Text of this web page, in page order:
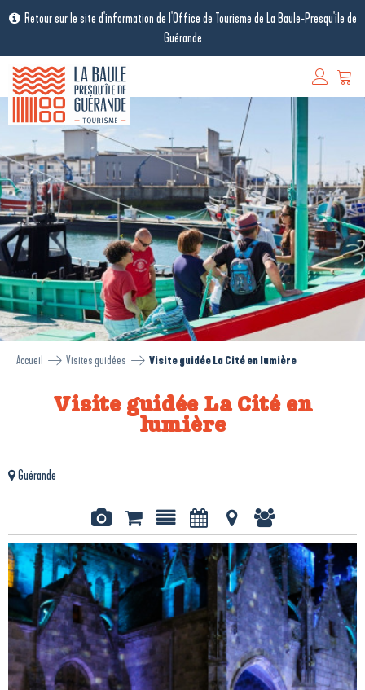
Retour sur le site d'information de l'Office de Tourisme de La Baule-Presqu'île de
Guérande
Accueil Visites guidées Visite guidée La Cité en lumière
Visite guidée La Cité en
lumière
Guérande